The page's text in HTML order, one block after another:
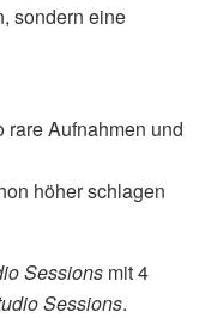
sondern eine
rare Aufnahmen und
höher schlagen
Sessions mit 4
Sessions.